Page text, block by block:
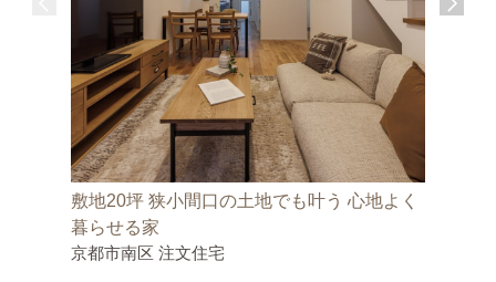
敷地20坪 狭小間口の土地でも叶う 心地よく
暮らせる家
京都市南区 注文住宅